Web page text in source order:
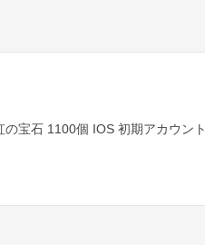
の宝石 1100個 IOS 初期アカウント